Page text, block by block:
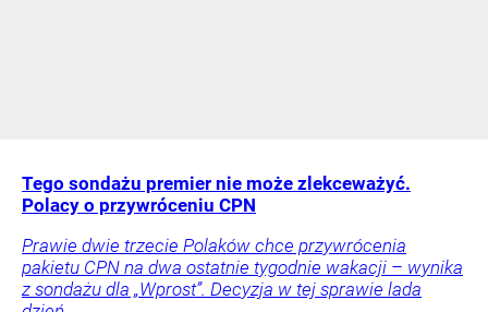
Tego sondażu premier nie może zlekceważyć.
Polacy o przywróceniu CPN
Prawie dwie trzecie Polaków chce przywrócenia
pakietu CPN na dwa ostatnie tygodnie wakacji – wynika
z sondażu dla „Wprost”. Decyzja w tej sprawie lada